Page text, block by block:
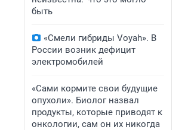
быть
«Смели гибриды Voyah». В
России возник дефицит
электромобилей
«Сами кормите свои будущие
опухоли». Биолог назвал
продукты, которые приводят к
онкологии, сам он их никогда